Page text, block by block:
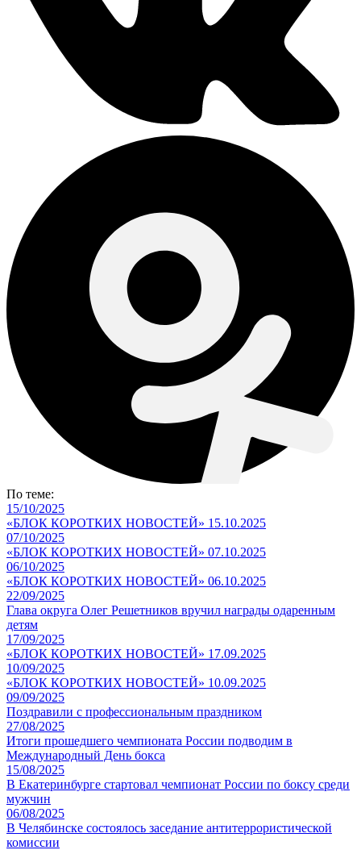
По теме:
15/10/2025
«БЛОК КОРОТКИХ НОВОСТЕЙ» 15.10.2025
07/10/2025
«БЛОК КОРОТКИХ НОВОСТЕЙ» 07.10.2025
06/10/2025
«БЛОК КОРОТКИХ НОВОСТЕЙ» 06.10.2025
22/09/2025
Глава округа Олег Решетников вручил награды одаренным
детям
17/09/2025
«БЛОК КОРОТКИХ НОВОСТЕЙ» 17.09.2025
10/09/2025
«БЛОК КОРОТКИХ НОВОСТЕЙ» 10.09.2025
09/09/2025
Поздравили с профессиональным праздником
27/08/2025
Итоги прошедшего чемпионата России подводим в
Международный День бокса
15/08/2025
В Екатеринбурге стартовал чемпионат России по боксу среди
мужчин
06/08/2025
В Челябинске состоялось заседание антитеррористической
комиссии